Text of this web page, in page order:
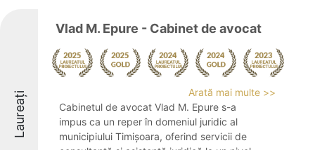
Laureați
Vlad M. Epure - Cabinet de avocat
Arată mai multe >>
Cabinetul de avocat Vlad M. Epure s-a
impus ca un reper în domeniul juridic al
municipiului Timișoara, oferind servicii de